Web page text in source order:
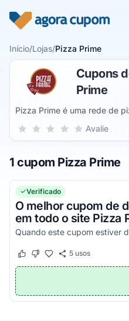
Início/Lojas/Pizza Prime
Cupons
Prime
Pizza Prime é uma rede de
salgadas, doces, veganas e
estabelecimento.
cardápio do restaurante
Sua nota para Pizza Prime,
5 estrelas
4 estrelas
3 estrelas
2 estrelas
1 estrela Avalie
1 cupom Pizza Prime
Verificado
O melhor cupom de
em todo o site Pizza
Este cupom funcionou
Este cupom não funcionou
5usos